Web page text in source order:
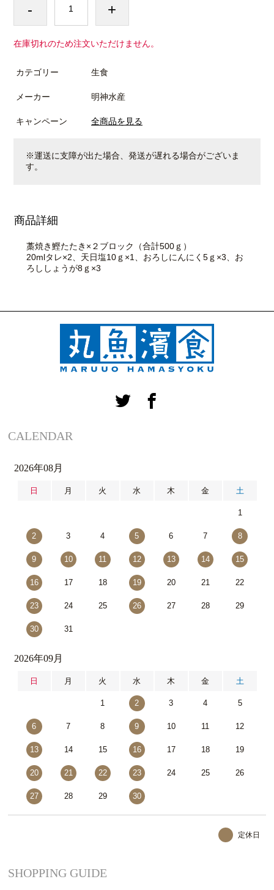
- +
在庫切れのため注文いただけません。
カテゴリー 生食
メーカー 明神水産
キャンペーン 全商品を見る
※運送に支障が出た場合、発送が遅れる場合がございま
す。
商品詳細
藁焼き鰹たたき×２ブロック（合計500ｇ）
20mlタレ×2、天日塩10ｇ×1、おろしにんにく5ｇ×3、お
ろししょうが8ｇ×3
CALENDAR
2026年08月
日 月 火 水 木 金 土
1
2 3 4 5 6 7 8
9 10 11 12 13 14 15
16 17 18 19 20 21 22
23 24 25 26 27 28 29
30 31
2026年09月
日 月 火 水 木 金 土
1 2 3 4 5
6 7 8 9 10 11 12
13 14 15 16 17 18 19
20 21 22 23 24 25 26
27 28 29 30
定休日
SHOPPING GUIDE